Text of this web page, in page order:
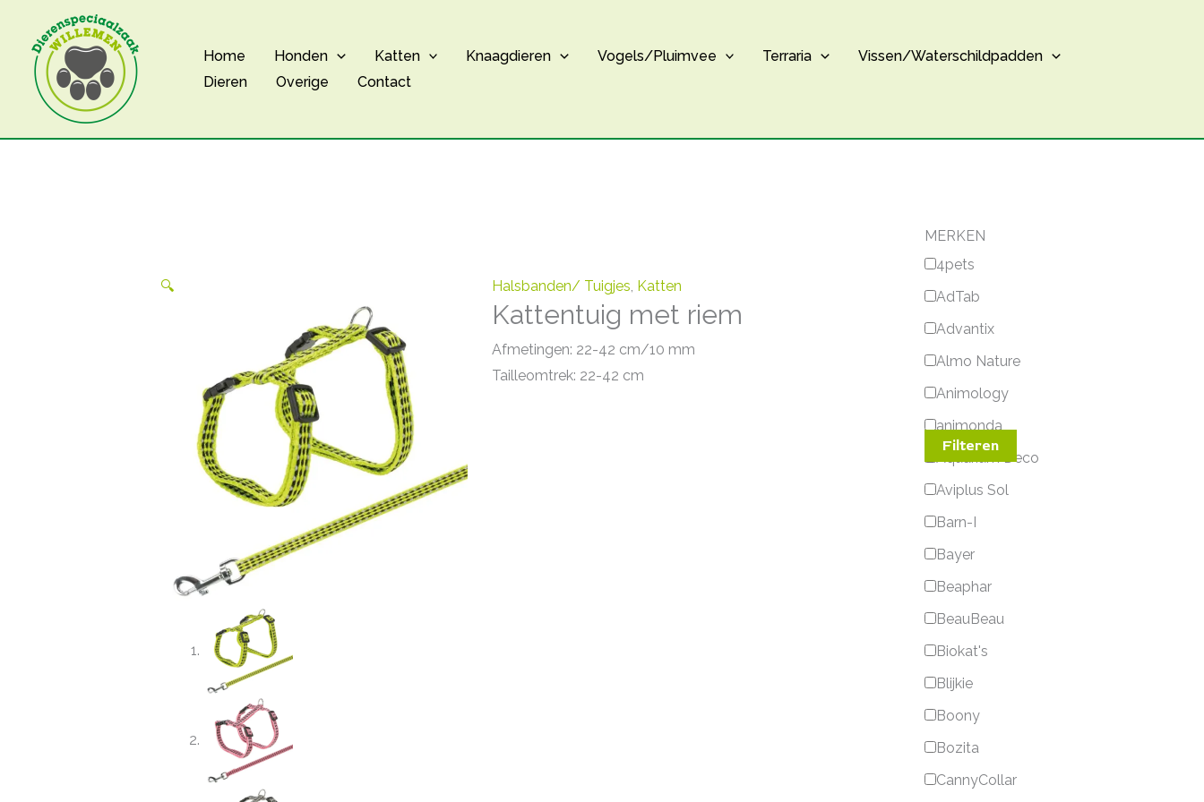
inhoud
Home Honden Katten Knaagdieren Vogels/Pluimvee Terraria
Vissen/Waterschildpadden
Dieren
Overige Contact
🔍 Halsbanden/ Tuigjes, Katten
Kattentuig met riem
Afmetingen: 22-42 cm/10 mm
Tailleomtrek: 22-42 cm
MERKEN
4pets
AdTab
Advantix
Almo Nature
Animology
animonda
Aquarium Deco
Aviplus Sol
Barn-I
Bayer
Beaphar
BeauBeau
Biokat's
Blijkie
Boony
Bozita
CannyCollar
Filteren